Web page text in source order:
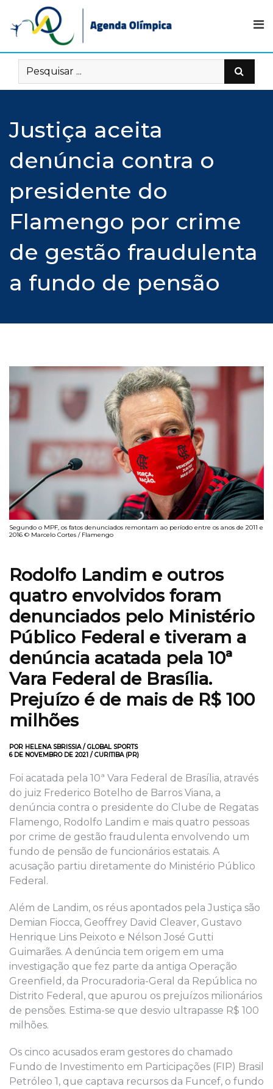
content
Justiça aceita
denúncia contra o
presidente do
Flamengo por crime
de gestão fraudulenta
a fundo de pensão
Segundo o MPF, os fatos denunciados remontam ao período entre os anos de 2011 e
2016 © Marcelo Cortes / Flamengo
Rodolfo Landim e outros
quatro envolvidos foram
denunciados pelo Ministério
Público Federal e tiveram a
denúncia acatada pela 10ª
Vara Federal de Brasília.
Prejuízo é de mais de R$ 100
milhões
POR HELENA SBRISSIA / GLOBAL SPORTS
6 DE NOVEMBRO DE 2021 / CURITIBA (PR)
Foi acatada pela 10ª Vara Federal de Brasília, através
do juiz Frederico Botelho de Barros Viana, a
denúncia contra o presidente do Clube de Regatas
Flamengo, Rodolfo Landim e mais quatro pessoas
por crime de gestão fraudulenta envolvendo um
fundo de pensão de funcionários estatais. A
acusação partiu diretamente do Ministério Público
Federal.
Além de Landim, os réus apontados pela Justiça são
Demian Fiocca, Geoffrey David Cleaver, Gustavo
Henrique Lins Peixoto e Nélson José Gutti
Guimarães. A denúncia tem origem em uma
investigação que fez parte da antiga Operação
Greenfield, da Procuradoria-Geral da República no
Distrito Federal, que apurou os prejuízos milionários
de pensões. Estima-se que desvio ultrapasse R$ 100
milhões.
Os cinco acusados eram gestores do chamado
Fundo de Investimento em Participações (FIP) Brasil
Petróleo 1, que captava recursos da Funcef, o fundo